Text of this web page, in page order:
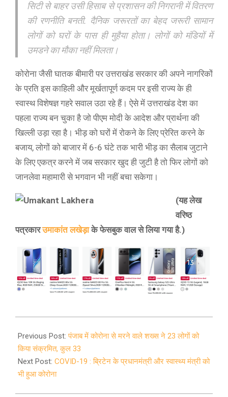
सिटी से बाहर उसी हिसाब से प्रशासन की निगरानी में वितरण
की रणनीति बनती. दैनिक जरूरतों का बेहद जरूरी सामान
लोगों को घरों के पास ही मुहैया होता। लोगों को मंडियों में
उमडने का मौका नहीं मिलता।
कोरोना जैसी घातक बीमारी पर उत्तराखंड सरकार की अपने नागरिकों
के प्रति इस काहिली और मूर्खतापूर्ण कदम पर इसी राज्य के ही
स्वास्थ विशेषज्ञ गहरे सवाल उठा रहे हैं। ऐसे में उत्तराखंड देश का
पहला राज्य बन चुका है जो पीएम मोदी के आदेश और प्रार्थना की
खिल्ली उड़ा रहा है। भीड़ को घरों में रोकने के लिए प्रेरित करने के
बजाय, लोगों को बाजार में 6-6 घंटे तक भारी भीड़ का सैलाब जुटाने
के लिए एकत्र करने में जब सरकार खुद ही जुटी है तो फिर लोगों को
जानलेवा महामारी से भगवान भी नहीं बचा सकेगा।
(यह लेख
वरिष्ठ
पत्रकारउमाकांत लखेड़ाके फेसबुक वाल से लिया गया है.)
03-
27
Previous Post:पंजाब में कोरोना से मरने वाले शख्स ने 23 लोगों को
किया संक्रमित, कुल 33
Next Post: COVID-19 : ब्रिटेन के प्रधानमंत्री और स्वास्थ्य मंत्री को
भी हुआ कोरोना